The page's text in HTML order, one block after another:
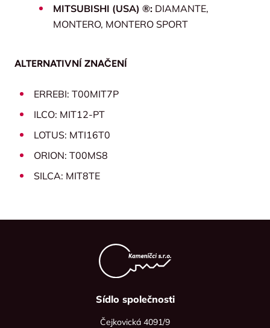
MITSUBISHI (USA) ®: DIAMANTE,
MONTERO, MONTERO SPORT
ALTERNATIVNÍ ZNAČENÍ
ERREBI: T00MIT7P
ILCO: MIT12-PT
LOTUS: MTI16T0
ORION: T00MS8
SILCA: MIT8TE
Sídlo společnosti
Čejkovická 4091/9